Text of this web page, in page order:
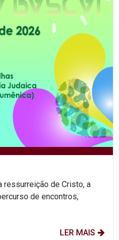
ressurreição de Cristo, a
de encontros,
LER MAIS